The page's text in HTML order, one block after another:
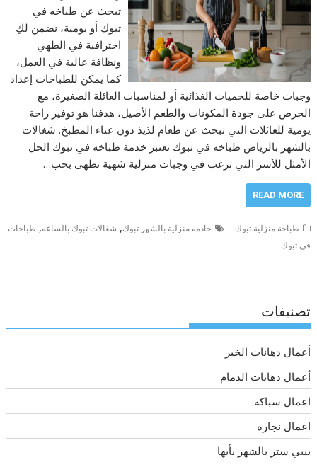
تبحث عن طباخه في
تبوك أو يومية، نضمن لكِ
احترافية في الطهي
ونظافة عالية في العمل،
كما يمكن للطباخات إعداد
وجبات خاصة للحميات الغذائية أو لمناسبات العائلة الصغيرة، مع
الحرص على جودة المكونات والطعم الأصيل، هدفنا هو توفير راحة
يومية للعائلات التي تبحث عن طعام لذيذ دون عناء المطبخ. شغالات
بالشهر بالرياض طباخه في تبوك تعتبر خدمة طباخه في تبوك الحل
الأمثل للأسر التي ترغب في وجبات منزلية شهية تطهى بحب…
READ MORE
طباخة منزلية تبوك خادمه منزلية بالشهر تبوك, شغالات تبوك بالساعه, طباخات
في تبوك
تصنيفات
أعمال دهانات الخبر
أعمال دهانات الدمام
اعمال سباكه
اعمال نجاره
بيبي ستر بالشهر بأبها